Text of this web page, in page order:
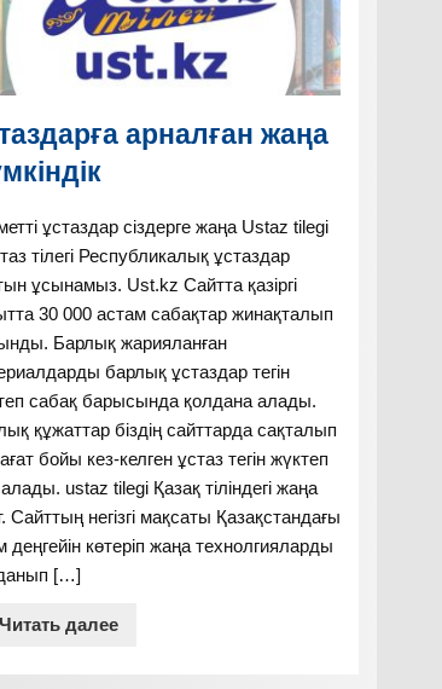
арналған жаңа
ұстаздар сіздерге жаңа Ustaz tilegi
тілегі Республикалық ұстаздар
ұсынамыз. Ust.kz Сайтта қазіргі
30 000 астам сабақтар жинақталып
Барлық жарияланған
барлық ұстаздар тегін
сабақ барысында қолдана алады.
құжаттар біздің сайттарда сақталып
бойы кез-келген ұстаз тегін жүктеп
ustaz tilegi Қазақ тіліндегі жаңа
Сайттың негізгі мақсаты Қазақстандағы
деңгейін көтеріп жаңа технолгияларды
[…]
далее